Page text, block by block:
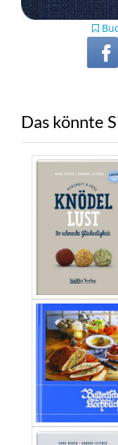
Das könnte